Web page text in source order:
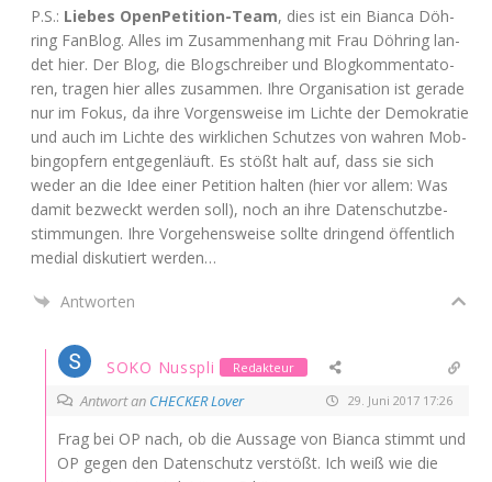
P.S.: Lie­bes Open­Pe­ti­ti­on-Team, dies ist ein Bian­ca Döh­
ring Fan­Blog. Alles im Zusam­men­hang mit Frau Döh­ring lan­
det hier. Der Blog, die Blog­schrei­ber und Blog­kom­men­ta­to­
ren, tra­gen hier alles zusam­men. Ihre Orga­ni­sa­ti­on ist gera­de
nur im Fokus, da ihre Vor­gens­wei­se im Lich­te der Demo­kra­tie
und auch im Lich­te des wirk­li­chen Schut­zes von wah­ren Mob­
bing­op­fern ent­ge­gen­läuft. Es stößt halt auf, dass sie sich
weder an die Idee einer Peti­ti­on hal­ten (hier vor allem: Was
damit bezweckt wer­den soll), noch an ihre Daten­schutz­be­
stim­mun­gen. Ihre Vor­ge­hens­wei­se soll­te drin­gend öffent­lich
medi­al dis­ku­tiert werden…
Antworten
SOKO Nusspli Redakteur
Antwort an CHECKER Lover 29. Juni 2017 17:26
Frag bei OP nach, ob die Aus­sa­ge von Bian­ca stimmt und
OP gegen den Daten­schutz ver­stößt. Ich weiß wie die